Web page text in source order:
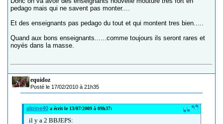
pedago mais qui ne savent pas monter....
Et des enseignants pas pedago du tout et qui montent tres bien.....
Quand aux bons enseignants......comme toujours ils seront rares et
noyés dans la masse.
equidoz
Posté le 17/02/2010 à 21h35
alpine40 a écrit le 13/07/2009 à 09h37:
il y a 2 BBJEPS: